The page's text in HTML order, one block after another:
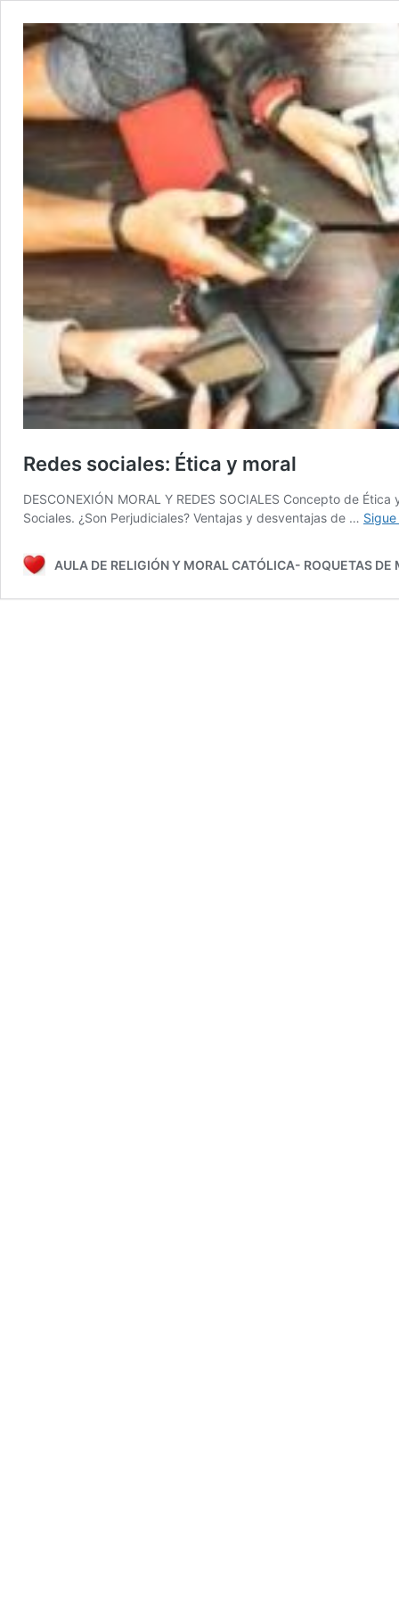
Redes sociales: Ética y moral
DESCONEXIÓN MORAL Y REDES SOCIALES Concepto de
Sociales. ¿Son Perjudiciales? Ventajas y desventajas de …
AULA DE RELIGIÓN Y MORAL CATÓLICA- ROQUETAS DE